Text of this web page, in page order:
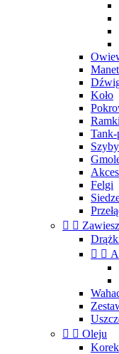
Koło
Tank-
Szyby
Felgi
 
 
  Oleju
Korek